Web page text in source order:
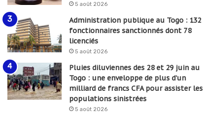
5 août 2026
Administration publique au Togo : 132
fonctionnaires sanctionnés dont 78
licenciés
5 août 2026
Pluies diluviennes des 28 et 29 juin au
Togo : une enveloppe de plus d’un
milliard de francs CFA pour assister les
populations sinistrées
5 août 2026